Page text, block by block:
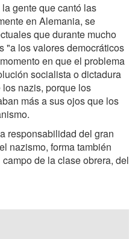
gente que cantó las
en Alemania, se
que durante mucho
"a los valores democráticos
en que el problema
socialista o dictadura
nazis, porque los
más a sus ojos que los
responsabilidad del gran
nazismo, forma también
de la clase obrera, del